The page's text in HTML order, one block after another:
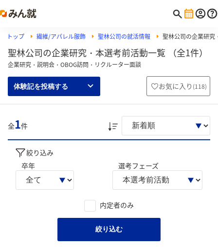
トップ 繊維/アパレル服飾 聖林公司の就活情報 聖林公司の企業研究
聖林公司の企業研究・本選考前活動一覧 （全1件）
企業研究・説明会・OBOG訪問・リクルーター面談
体験記を投稿する お気に入り (118)
全1件
絞り込み
卒年
選考フェーズ
内定者のみ
絞り込む